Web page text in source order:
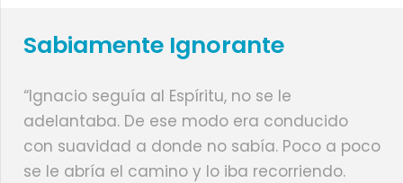
Sabiamente Ignorante
“Ignacio seguía al Espíritu, no se le
adelantaba. De ese modo era conducido
con suavidad a donde no sabía. Poco a poco
se le abría el camino y lo iba recorriendo.